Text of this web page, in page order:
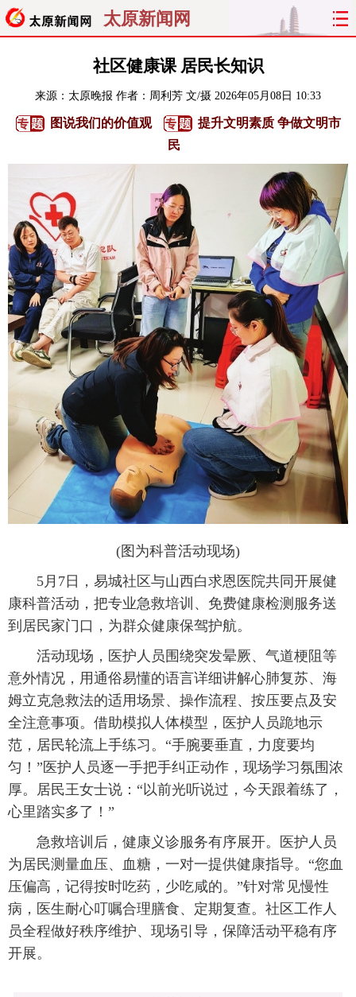
太原新闻网
聚焦 太原
经济 关注 文明 出行
理财 教育
看天下 晋月读 最太原 网罗民生
太原日报 太原晚报 热评 社区
社区健康课 居民长知识
来源： 太原晚报 作者：周利芳 文/摄 2026年05月08日 10:33
图说我们的价值观
提升文明素质 争做文明市
民
(图为科普活动现场)
5月7日，易城社区与山西白求恩医院共同开展健
康科普活动，把专业急救培训、免费健康检测服务送
到居民家门口，为群众健康保驾护航。
活动现场，医护人员围绕突发晕厥、气道梗阻等
意外情况，用通俗易懂的语言详细讲解心肺复苏、海
姆立克急救法的适用场景、操作流程、按压要点及安
全注意事项。借助模拟人体模型，医护人员跪地示
范，居民轮流上手练习。“手腕要垂直，力度要均
匀！”医护人员逐一手把手纠正动作，现场学习氛围浓
厚。居民王女士说：“以前光听说过，今天跟着练了，
心里踏实多了！”
急救培训后，健康义诊服务有序展开。医护人员
为居民测量血压、血糖，一对一提供健康指导。“您血
压偏高，记得按时吃药，少吃咸的。”针对常见慢性
病，医生耐心叮嘱合理膳食、定期复查。社区工作人
员全程做好秩序维护、现场引导，保障活动平稳有序
开展。